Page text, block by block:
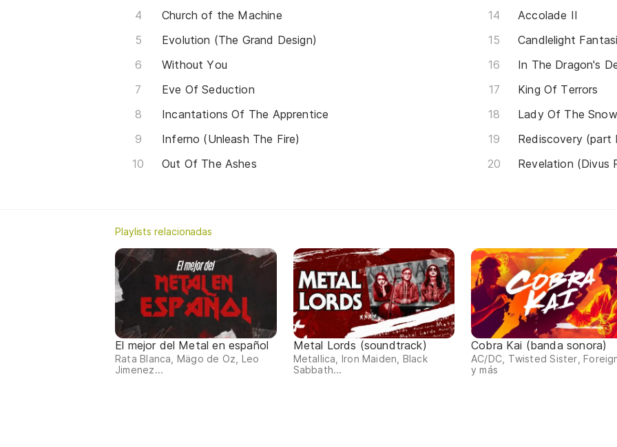
Church of the Machine
Evolution (The Grand Design)
Without You
Eve Of Seduction
Incantations Of The Apprentice
Inferno (Unleash The Fire)
Out Of The Ashes
Accolade II
Candlelight
In The Dragon's
King Of Terrors
Lady Of The Snow
Rediscovery
Revelation (Divus
Playlists relacionadas
El mejor del Metal en español
Rata Blanca, Mägo de Oz, Leo
Jimenez...
Metal Lords (soundtrack)
Metallica, Iron Maiden, Black
Sabbath...
Cobra Kai (banda sonora)
AC/DC, Twisted Sister,
y más